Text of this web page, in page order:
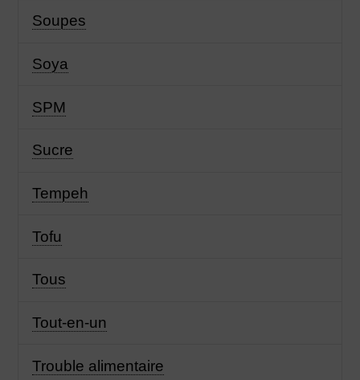
Soupes
Soya
SPM
Sucre
Tempeh
Tofu
Tous
Tout-en-un
Trouble alimentaire